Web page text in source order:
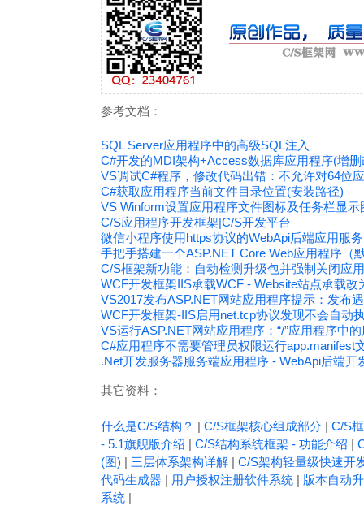
参考文档：
SQL Server应用程序中的高级SQL注入
C#开发的MDI架构+Access数据库应用程序(增
VS调试C#程序，修改代码出错：不允许对64位
C#获取应用程序当前文件目录位置(安装路径)
VS Winform设置应用程序文件图标及任务栏显
C/S应用程序开发框架|C/S开发平台
微信小程序使用https协议的WebApi后端应用服
手把手搭建一个ASP.NET Core Web应用程序（
C/S框架新功能：自动检测升级包并强制关闭应
WCF开发框架IIS承载WCF - Website站点承载改
VS2017发布ASP.NET网站应用程序提示：发布
WCF开发框架-IIS启用net.tcp协议发现不会自动
VS运行ASP.NET网站应用程序：“/”应用程序中
C#应用程序不需要管理员权限运行app.manifest
.Net开发服务器服务端应用程序 - WebApi后端开
其它资料：
什么是C/S结构？ | C/S框架核心组成部分 | C/S
- 5.1旗舰版介绍 | C/S结构系统框架 - 功能介绍 |
(图) | 三层体系架构详解 | C/S架构轻量级快速开
代码生成器 | 用户授权注册软件系统 | 版本自动
系统 |